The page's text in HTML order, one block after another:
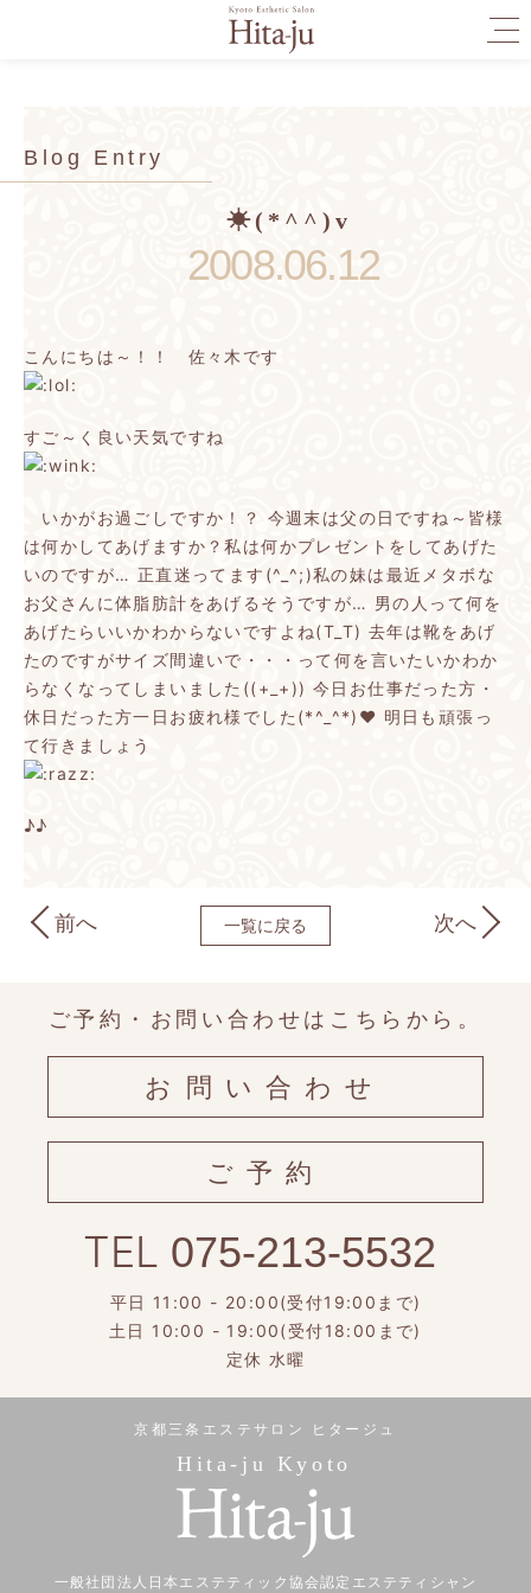
Blog Entry
☀(*^^)v
2008.06.12
こんにちは～！！ 佐々木です
すご～く良い天気ですね
いかがお過ごしですか！？ 今週末は父の日ですね～皆様
は何かしてあげますか？私は何かプレゼントをしてあげた
いのですが… 正直迷ってます(^_^;)私の妹は最近メタボな
お父さんに体脂肪計をあげるそうですが… 男の人って何を
あげたらいいかわからないですよね(T_T) 去年は靴をあげ
たのですがサイズ間違いで・・・って何を言いたいかわか
らなくなってしまいました((+_+)) 今日お仕事だった方・
休日だった方一日お疲れ様でした(*^_^*)♥ 明日も頑張っ
て行きましょう
♪♪
前へ 一覧に戻る 次へ
ご予約・お問い合わせはこちらから。
お問い合わせ
ご予約
TEL 075-213-5532
平日 11:00 - 20:00(受付19:00まで)
土日 10:00 - 19:00(受付18:00まで)
定休 水曜
京都三条エステサロン ヒタージュ
Hita-ju Kyoto
一般社団法人日本エステティック協会認定エステティシャン